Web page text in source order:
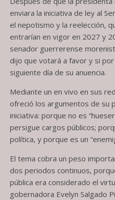
enviara la iniciativa de ley al
el nepotismo y la reelección,
entrarían en vigor en 2027 y
senador guerrerense
dijo que votará a favor y si
siguiente día de su anuencia.
Mediante un en vivo en sus
ofreció los argumentos de su
iniciativa: porque no es
persigue cargos públicos;
política, y porque es un
El tema cobra un peso
dos periodos continuos,
pública era considerado el
gobernadora Evelyn Salgado